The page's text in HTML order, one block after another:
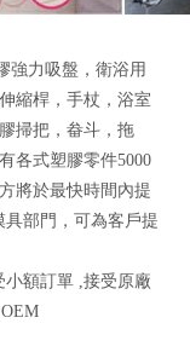
強力吸盤，衛浴用
縮桿，手杖，浴室
掃把，畚斗，拖
各式塑膠零件5000
將於最快時間內提
部門，可為客戶提
額訂單 ,接受原廠